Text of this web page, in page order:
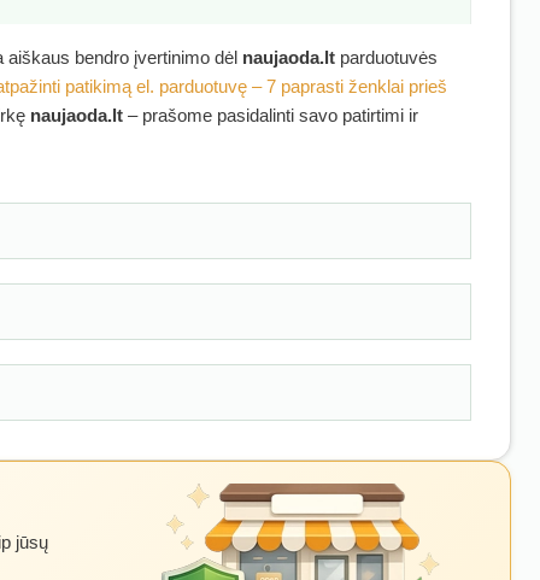
aiškaus bendro įvertinimo dėl naujaoda.lt parduotuvės
patikimą el. parduotuvę – 7 paprasti ženklai prieš
naujaoda.lt – prašome pasidalinti savo patirtimi ir
jūsų